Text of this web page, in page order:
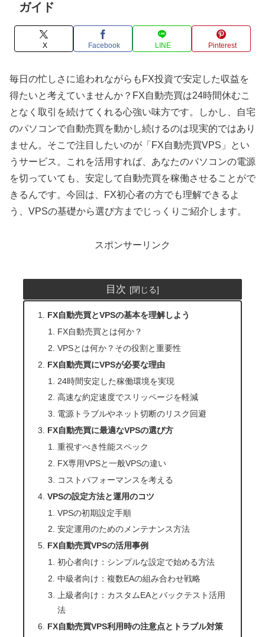
ガイド
X Facebook LINE Pinterest
毎日の忙しさに追われながらもFX投資で安定した収益を
得たいと考えていませんか？FX自動売買は24時間休むこ
となく取引を続けてくれる心強い味方です。しかし、自宅
のパソコンで自動売買を動かし続けるのは現実的ではあり
ません。そこで注目したいのが「FX自動売買VPS」とい
うサービス。これを活用すれば、あなたのパソコンの電源
を切っていても、安定して自動売買を稼働させることがで
きるんです。今回は、FX初心者の方でも理解できるよ
う、VPSの基礎から選び方までじっくりご紹介します。
スポンサーリンク
目次
FX自動売買とVPSの基本を理解しよう
FX自動売買とは何か？
VPSとは何か？その役割と重要性
FX自動売買にVPSが必要な理由
24時間安定した稼働環境を実現
高速な約定速度でスリッページを軽減
電源トラブルやネット切断のリスク回避
FX自動売買に最適なVPSの選び方
重視すべき性能スペック
FX専用VPSと一般VPSの違い
コストパフォーマンスを考える
VPSの設定方法と運用のコツ
VPSの初期設定手順
安定運用のためのメンテナンス方法
FX自動売買VPSの活用事例
初心者向け：シンプルな設定で始める方法
中級者向け：複数EAの組み合わせ戦略
上級者向け：カスタムEAとバックテスト活用
法
FX自動売買VPS利用時の注意点とトラブル対策